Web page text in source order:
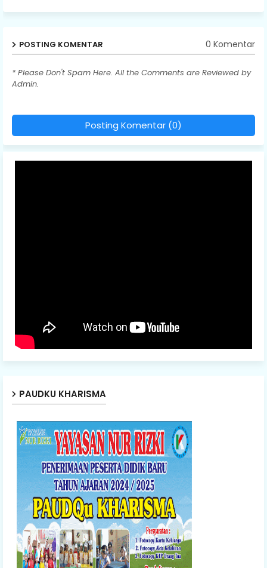
POSTING KOMENTAR 0 Komentar
* Please Don't Spam Here. All the Comments are Reviewed by
Admin.
Posting Komentar (0)
PAUDKU KHARISMA